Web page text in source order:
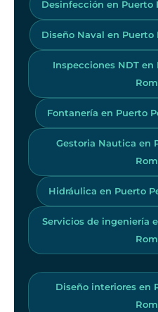
Desinfección en Puerto
Diseño Naval en Puerto
Inspecciones NDT en
Fontanería en Puerto
Gestoria Nautica en
Hidráulica en Puerto
Servicios de ingeniería
Diseño interiores en